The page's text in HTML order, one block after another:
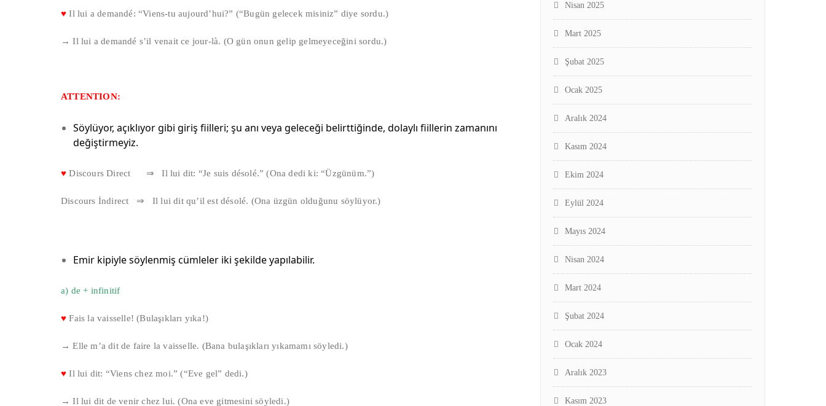
♥Il lui a demandé: “Viens-tu aujourd’hui?” (“Bugün gelecek misiniz” diye sordu.)
→ Il lui a demandé s’il venait ce jour-là. (O gün onun gelip gelmeyeceğini sordu.)
ATTENTION:
Söylüyor, açıklıyor gibi giriş fiilleri; şu anı veya geleceği belirttiğinde, dolaylı fiillerin zamanını
değiştirmeyiz.
♥ Discours Direct ⇒ Il lui dit: “Je suis désolé.” (Ona dedi ki: “Üzgünüm.”)
Discours İndirect ⇒ Il lui dit qu’il est désolé. (Ona üzgün olduğunu söylüyor.)
Emir kipiyle söylenmiş cümleler iki şekilde yapılabilir.
a) de + infinitif
♥ Fais la vaisselle! (Bulaşıkları yıka!)
→ Elle m’a dit de faire la vaisselle. (Bana bulaşıkları yıkamamı söyledi.)
♥ Il lui dit: “Viens chez moi.” (“Eve gel” dedi.)
→ Il lui dit de venir chez lui. (Ona eve gitmesini söyledi.)
Nisan 2025
Mart 2025
Şubat 2025
Ocak 2025
Aralık 2024
Kasım 2024
Ekim 2024
Eylül 2024
Mayıs 2024
Nisan 2024
Mart 2024
Şubat 2024
Ocak 2024
Aralık 2023
Kasım 2023